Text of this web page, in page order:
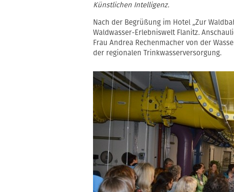
Künstlichen Intelligenz.
Nach der Begrüßung im Hotel „Zur
Waldwasser-Erlebniswelt Flanitz.
Frau Andrea Rechenmacher von der
der regionalen Trinkwasserversorgung.